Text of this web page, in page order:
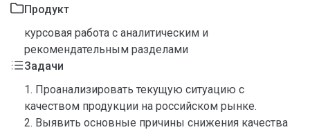
Продукт
курсовая работа с аналитическим и
рекомендательным разделами
Задачи
1. Проанализировать текущую ситуацию с
качеством продукции на российском рынке.
2. Выявить основные причины снижения качества